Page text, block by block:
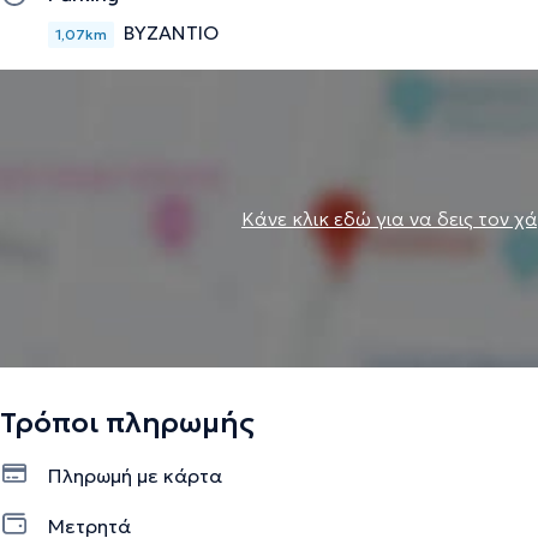
1,07km ΒΥΖΑΝΤΙΟ
Κάνε κλικ εδώ για να δεις τον
Τρόποι πληρωμής
Πληρωμή με κάρτα
Μετρητά